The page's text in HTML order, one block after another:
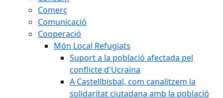
Comerç
Comunicació
Cooperació
Món Local Refugiats
Suport a la població afectada pel
conflicte d'Ucraïna
A Castellbisbal, com canalitzem la
solidaritat ciutadana amb la població